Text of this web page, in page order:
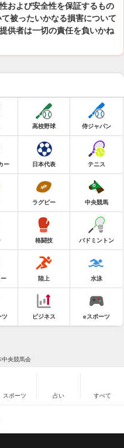
および安全性を保証するもの
被ったいかなる損害について
供者は一切の責任を負いかね
高校野球 侍ジャパン
ー 日本代表 テニス
ラグビー 中央競馬
格闘技 バドミントン
陸上 水泳
ツ ビジネス eスポーツ
中央競馬会
スポーツ 占い すべて